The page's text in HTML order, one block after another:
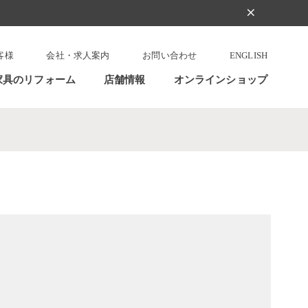
clear
具のリフォーム 店舗情報 オンラインショップ
様 会社・求人案内 お問い合わせ ENGLISH